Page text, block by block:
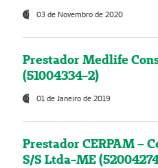
03 de Novembro de 2020
Prestador Medlife
(51004334-2)
01 de Janeiro de 2019
Prestador CERPAM –
S/S Ltda-ME